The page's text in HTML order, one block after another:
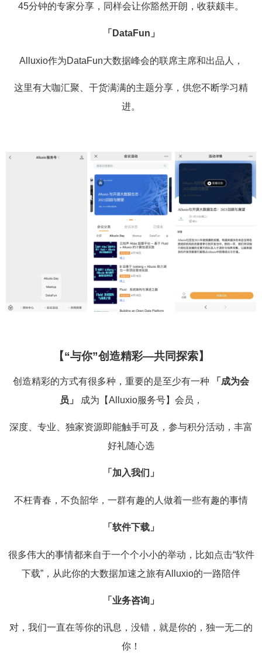
45分钟的专家分享，同样会让你豁然开朗，收获颇丰。
「DataFun」
Alluxio作为DataFun大数据峰会的联席主席和出品人，
这里有大咖汇聚、干货满满的主题分享，供您不断学习精
进。
【“与你”创造精彩—共同探索】
创造精彩的方式有很多种，重要的是至少有一种
「成为会
员」
成为【Alluxio服务号】会员，
深度、专业、独家资源即能触手可及，参与积分活动，丰富
好礼随心选
「加入我们」
不枉青春，不负韶华，一群有趣的人做着一些有趣的事情
「软件下载」
很多伟大的事情都来自于一个个小小的举动，比如点击“软件
下载”，从此你的大数据加速之旅有Alluxio的一路陪伴
「业务咨询」
对，我们一直在等你的讯息，没错，就是你的，独一无二的
你！